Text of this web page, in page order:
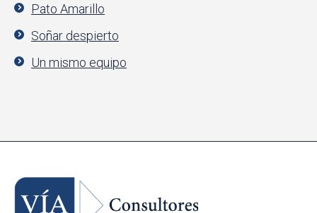
Pato Amarillo
Soñar despierto
Un mismo equipo